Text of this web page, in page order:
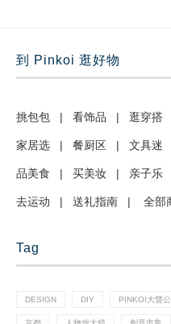
到 Pinkoi 逛好物
挑包包 | 看饰品 | 逛穿搭
家居选 | 餐厨区 | 文具迷
品美食 | 买美妆 | 亲子乐
去运动 | 送礼指南 | 全部
Tag
DESIGN DIY PINKOI大聲公